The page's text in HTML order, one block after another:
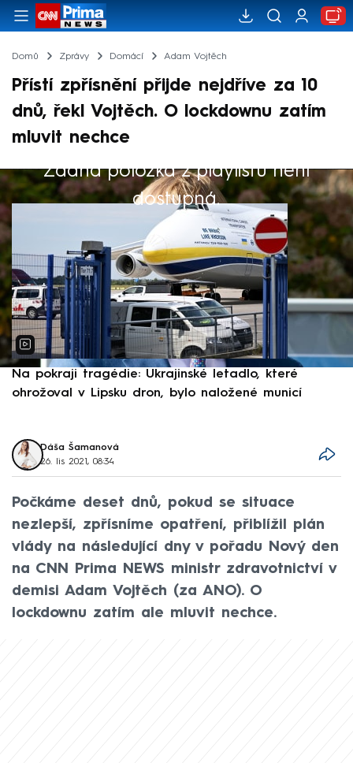
Domů Zprávy Domácí Adam Vojtěch
Přístí zpřísnění přijde nejdříve za 10
dnů, řekl Vojtěch. O lockdownu zatím
mluvit nechce
Žádná položka z playlistu není
dostupná.
Výběr redakce
Na pokraji tragédie: Ukrajinské letadlo, které
ohrožoval v Lipsku dron, bylo naložené municí
Dáša Šamanová
26. lis 2021, 08:34
Počkáme deset dnů, pokud se situace
nezlepší, zpřísníme opatření, přiblížil plán
vlády na následující dny v pořadu Nový den
na CNN Prima NEWS ministr zdravotnictví v
demisi Adam Vojtěch (za ANO). O
lockdownu zatím ale mluvit nechce.